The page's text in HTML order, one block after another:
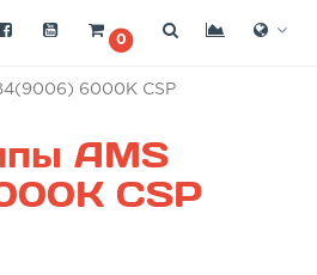
0
6000K CSP
AMS
CSP